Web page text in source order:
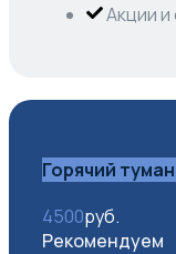
Акции и
Горячий туман
4500руб.
Рекомендуем